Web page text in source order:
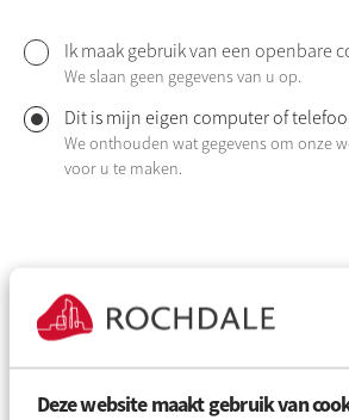
Deze website maakt gebruik van
Log hier in op Mijn Rochdale
Ik maak gebruik van een openbare
We slaan geen gegevens van u op.
Dit is mijn eigen computer of
We onthouden wat gegevens om onze
voor u te maken.
Wachtwoord vergeten